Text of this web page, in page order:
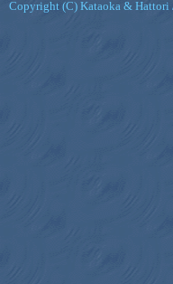
Copyright (C) Kataoka & Hattori